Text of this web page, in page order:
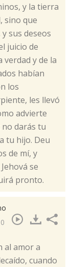
y la tierra
sino que
sus deseos
juicio de
verdad y de la
habían
los
les llevó
advierte
no darás tu
tu hijo. Deu
de mí, y
se
pronto.
al amor a
cuando